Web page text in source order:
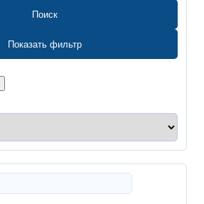
Поиск
Показать фильтр